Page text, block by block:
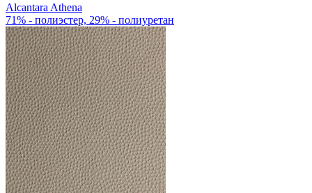
Alcantara Athena
71% - полиэстер, 29% - полиуретан